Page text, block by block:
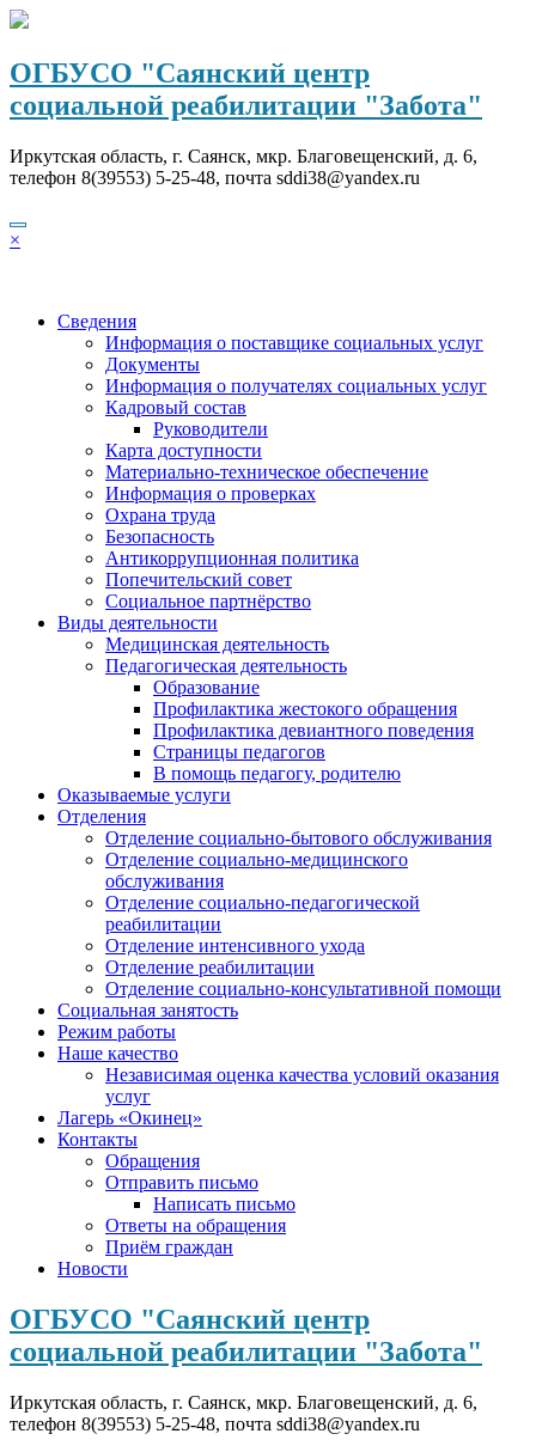
Перейти
содержимому
ОГБУСО "Саянский центр
социальной реабилитации "Забота"
Иркутская область, г. Саянск, мкр. Благовещенский, д. 6,
телефон 8(39553) 5-25-48, почта sddi38@yandex.ru
×
Сведения
Информация о поставщике социальных услуг
Документы
Информация о получателях социальных услуг
Кадровый состав
Руководители
Карта доступности
Материально-техническое обеспечение
Информация о проверках
Охрана труда
Безопасность
Антикоррупционная политика
Попечительский совет
Социальное партнёрство
Виды деятельности
Медицинская деятельность
Педагогическая деятельность
Образование
Профилактика жестокого обращения
Профилактика девиантного поведения
Страницы педагогов
В помощь педагогу, родителю
Оказываемые услуги
Отделения
Отделение социально-бытового обслуживания
Отделение социально-медицинского
обслуживания
Отделение социально-педагогической
реабилитации
Отделение интенсивного ухода
Отделение реабилитации
Отделение социально-консультативной помощи
Социальная занятость
Режим работы
Наше качество
Независимая оценка качества условий оказания
услуг
Лагерь «Окинец»
Контакты
Обращения
Отправить письмо
Написать письмо
Ответы на обращения
Приём граждан
Новости
ОГБУСО "Саянский центр
социальной реабилитации "Забота"
Иркутская область, г. Саянск, мкр. Благовещенский, д. 6,
телефон 8(39553) 5-25-48, почта sddi38@yandex.ru